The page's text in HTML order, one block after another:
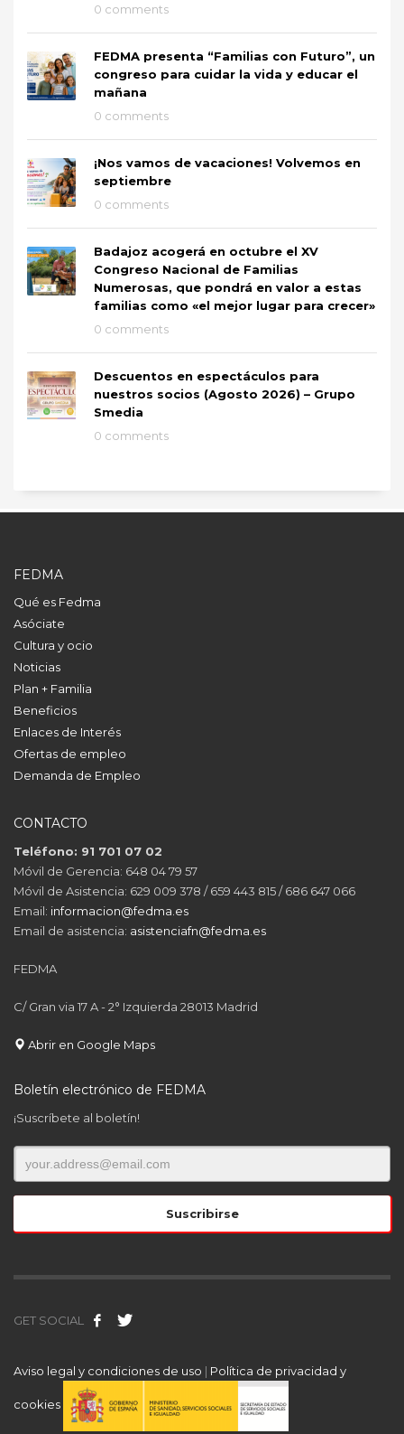
0 comments
FEDMA presenta “Familias con Futuro”, un
congreso para cuidar la vida y educar el
mañana
0 comments
¡Nos vamos de vacaciones! Volvemos en
septiembre
0 comments
Badajoz acogerá en octubre el XV
Congreso Nacional de Familias
Numerosas, que pondrá en valor a estas
familias como «el mejor lugar para crecer»
0 comments
Descuentos en espectáculos para
nuestros socios (Agosto 2026) – Grupo
Smedia
0 comments
FEDMA
Qué es Fedma
Asóciate
Cultura y ocio
Noticias
Plan + Familia
Beneficios
Enlaces de Interés
Ofertas de empleo
Demanda de Empleo
CONTACTO
Teléfono: 91 701 07 02
Móvil de Gerencia: 648 04 79 57
Móvil de Asistencia: 629 009 378 / 659 443 815 / 686 647 066
Email: informacion@fedma.es
Email de asistencia: asistenciafn@fedma.es
FEDMA
C/ Gran via 17 A - 2° Izquierda 28013 Madrid
Abrir en Google Maps
Boletín electrónico de FEDMA
¡Suscríbete al boletín!
GET SOCIAL
Aviso legal y condiciones de uso | Política de privacidad y
cookies